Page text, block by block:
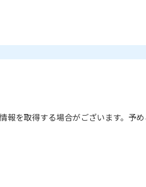
を取得する場合がございます。予